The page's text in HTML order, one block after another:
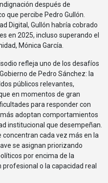
después de
que percibe Pedro Gullón.
Digital, Gullón habría cobrado
en 2025, incluso superando el
Mónica García.
refleja uno de los desafíos
de Pedro Sánchez: la
públicos relevantes,
en momentos de gran
para responder con
adoptan comportamientos
institucional que desempeñan.
concentran cada vez más en la
se asignan priorizando
por encima de la
o la capacidad real